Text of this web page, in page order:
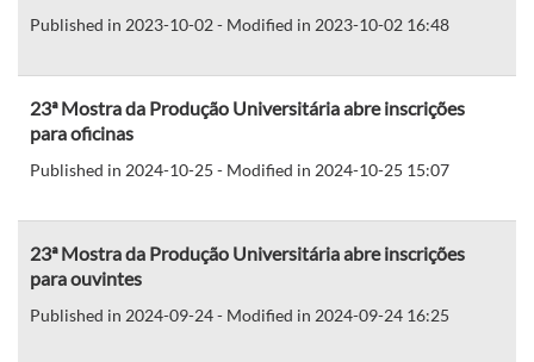
Published in 2023-10-02 - Modified in 2023-10-02 16:48
23ª Mostra da Produção Universitária abre inscrições
para oficinas
Published in 2024-10-25 - Modified in 2024-10-25 15:07
23ª Mostra da Produção Universitária abre inscrições
para ouvintes
Published in 2024-09-24 - Modified in 2024-09-24 16:25